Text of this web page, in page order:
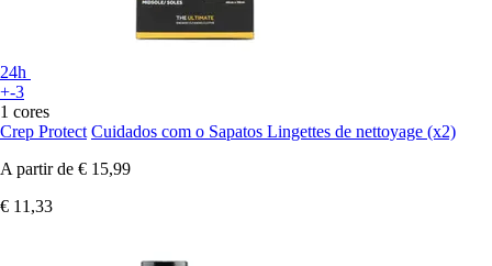
24h
+-3
1 cores
Crep Protect Cuidados com o Sapatos Lingettes de nettoyage (x2)
A partir de € 15,99
€ 11,33